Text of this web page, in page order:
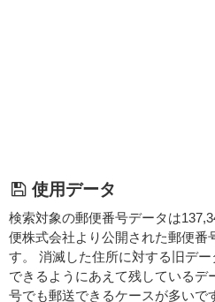
使用データ
検索対象の郵便番号データは
便株式会社より公開された郵便番
す。 消滅した住所に対する旧デ
できるようにあえて残しているデ
号でも郵送できるケースが多いで